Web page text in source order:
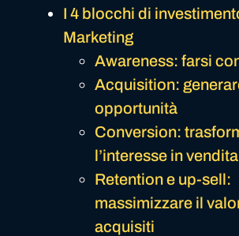
I 4 blocchi di
Marketing
Awareness: farsi
Acquisition:
opportunità
Conversion:
l’interesse in vendita
Retention e up-sell:
massimizzare il
acquisiti